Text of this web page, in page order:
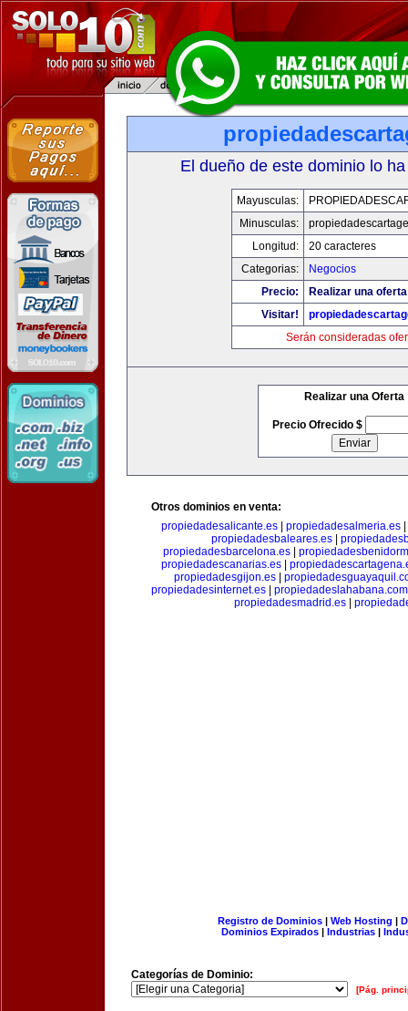
El dueño de este dominio lo
Mayusculas:
Minusculas:
Longitud:
20 caracteres
Categorias:
Negocios
Precio:
Realizar una
Visitar!
Serán consideradas
Realizar una Oferta
Precio Ofrecido $
Otros dominios en venta:
propiedadesalicante.es| propiedadesalmeria.es|
propiedadesbaleares.es
propiedadesbarcelona.es
propiedadescanarias.es|
propiedadesgijon.es
propiedadesinternet.es
propiedadeslahabana.com
propiedadesmadrid.es
Registro de Dominios| Web Hosting |
Dominios Expirados | Industrias |
Categorías de Dominio:
[Pág.